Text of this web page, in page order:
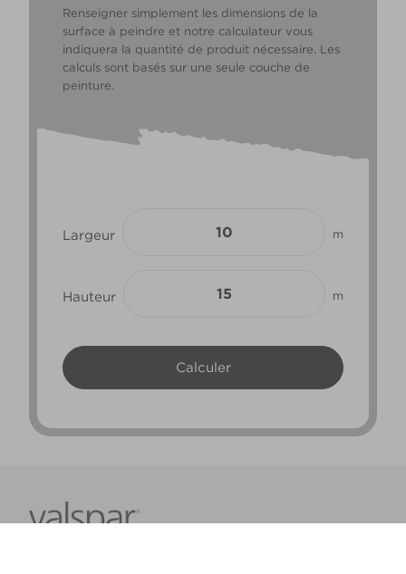
Renseigner simplement les dimensions de la
surface à peindre et notre calculateur vous
indiquera la quantité de produit nécessaire. Les
calculs sont basés sur une seule couche de
peinture.
Largeur m
Hauteur m